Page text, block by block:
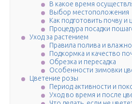
В какое время
Выбор местоположения
Как подготовить почву и
Процедура посадки
Уход за растением
Правила полива и
Подкормка и качество
Обрезка и пересадка
Особенности зимовки
Цветение розы
Период активности и
Уход во время и после